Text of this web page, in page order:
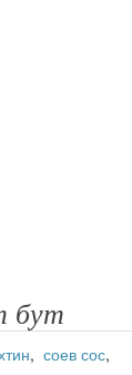
бут
,соев сос,